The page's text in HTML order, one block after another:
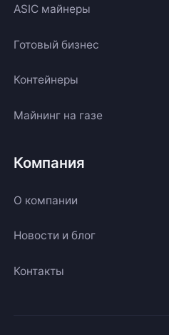
ASIC майнеры
Готовый бизнес
Контейнеры
Майнинг на газе
Компания
О компании
Новости и блог
Контакты